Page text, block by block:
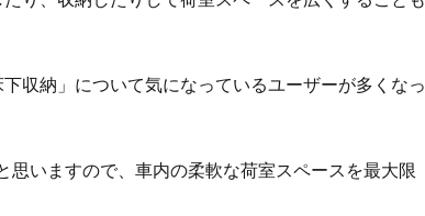
収納」について気になっているユーザーが多くなっ
いますので、車内の柔軟な荷室スペースを最大限